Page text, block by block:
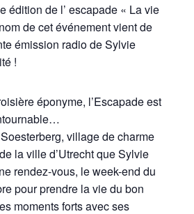
édition de l’ escapade « La vie
de cet événement vient de
émission radio de Sylvie
!
éponyme, l’Escapade est
village de charme
la ville d’Utrecht que Sylvie
rendez-vous, le week-end du
pour prendre la vie du bon
moments forts avec ses